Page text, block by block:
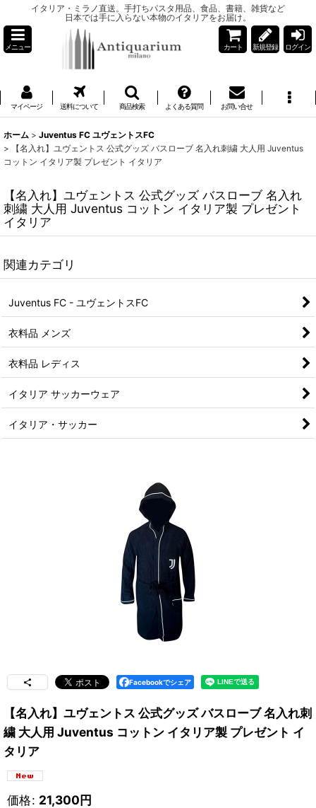
イタリア・ミラノ直送。手打ちパスタ用品、食品、書籍、雑貨など
日本では手に入らない本物のイタリアをお届け。
メニュー カート 新規登録 ログイン
マイページ 送料について 商品検索 よくある質問 お問い合せ
ホーム > Juventus FC ユヴェントスFC
>
【名入れ】ユヴェントス 公式グッズ バスローブ 名入れ刺繍 大人用 Juventus
コットン イタリア製 プレゼント イタリア
【名入れ】ユヴェントス 公式グッズ バスローブ 名入れ
刺繍 大人用 Juventus コットン イタリア製 プレゼント
イタリア
関連カテゴリ
Juventus FC - ユヴェントスFC
衣料品 メンズ
衣料品 レディス
イタリア サッカーウェア
イタリア・サッカー
Facebookでシェア
【名入れ】ユヴェントス 公式グッズ バスローブ 名入れ刺
繍 大人用 Juventus コットン イタリア製 プレゼント イ
タリア
価格: 21,300円